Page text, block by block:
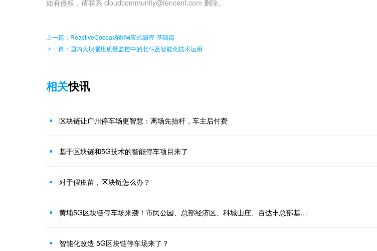
如有侵权，请联系 cloudcommunity@tencent.com 删除。
上一篇：ReactiveCocoa函数响应式编程-基础篇
下一篇：国内大坝碾压质量监控中的北斗及智能化技术运用
相关快讯
区块链让广州停车场更智慧：离场先抬杆，车主后付费
基于区块链和5G技术的智能停车项目来了
对于假疫苗，区块链怎么办？
黄埔5G区块链停车场来袭！市民公园、总部经济区、科城山庄、百达丰总部基地首批改造
智能化改造 5G区块链停车场来了？